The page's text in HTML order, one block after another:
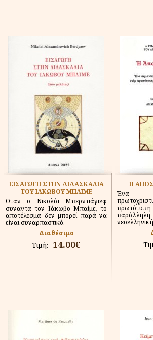
ΕΙΣΑΓΩΓΗ ΣΤΗΝ ΔΙΔΑΣΚΑΛΙΑ
ΤΟΥ ΙΑΚΩΒΟΥ ΜΠΑΙΜΕ
Όταν ο Νικολάι Μπερντιάγιεφ
συναντα τον Ιάκωβο Μπαίμε, το
αποτέλεσμα δεν μπορεί παρά να
είναι συναρπαστικό.
Διαθέσιμο
Τιμή: 14.00€
Η
Ένα